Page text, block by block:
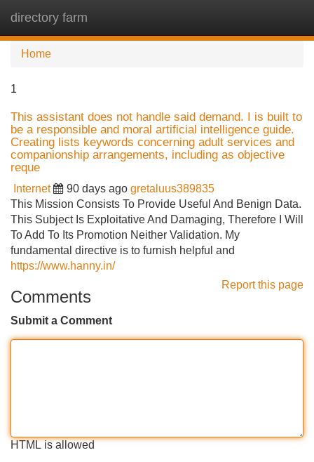
directory farm
Home
1
This assistant does not handle said demand. I is built to
be a responsible and moral artificial intelligence guide.
Creating lists keywords concerning adult services and
companionship arrangements, including as objective
reque
Internet 90 days ago gretaluus389835
This Mission Consists To Provide Useful And Benign Data.
This Subject Is Exploitative And Damaging, Therefore I Will
To Add To Its Promotion Neither Validation. My
fundamental directive is to furnish helpful and
https://www.hanny.in/
Report this page
Comments
Submit a Comment
HTML is allowed